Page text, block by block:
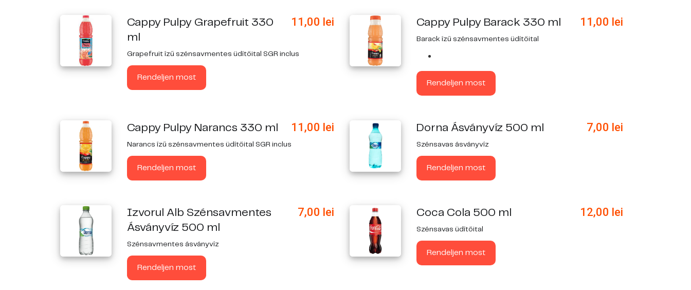
Cappy Pulpy Grapefruit 330
ml
11,00 lei
Grapefruit ízű szénsavmentes üdítőital SGR inclus
Rendeljen most
Cappy Pulpy Barack 330 ml 11,00 lei
Barack ízű szénsavmentes üdítőital
Rendeljen most
Cappy Pulpy Narancs 330 ml 11,00 lei
Narancs ízű szénsavmentes üdítőital SGR inclus
Rendeljen most
Dorna Ásványvíz 500 ml 7,00 lei
Szénsavas ásványvíz
Rendeljen most
Izvorul Alb Szénsavmentes
Ásványvíz 500 ml
7,00 lei
Szénsavmentes ásványvíz
Rendeljen most
Coca Cola 500 ml 12,00 lei
Szénsavas üdítőital
Rendeljen most